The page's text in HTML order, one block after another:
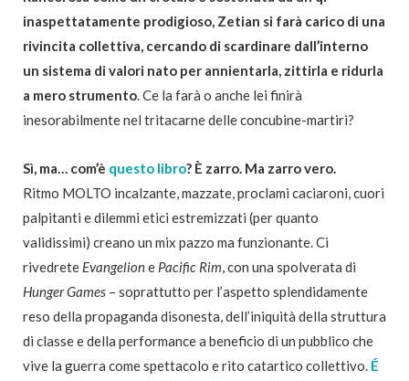
inaspettatamente prodigioso, Zetian si farà carico di una
rivincita collettiva, cercando di scardinare dall’interno
un sistema di valori nato per annientarla, zittirla e ridurla
a mero strumento. Ce la farà o anche lei finirà
inesorabilmente nel tritacarne delle concubine-martiri?
Sì, ma… com’è questo libro? È zarro. Ma zarro vero.
Ritmo MOLTO incalzante, mazzate, proclami caciaroni, cuori
palpitanti e dilemmi etici estremizzati (per quanto
validissimi) creano un mix pazzo ma funzionante. Ci
rivedrete Evangelione Pacific Rim, con una spolverata di
Hunger Games – soprattutto per l’aspetto splendidamente
reso della propaganda disonesta, dell’iniquità della struttura
di classe e della performance a beneficio di un pubblico che
vive la guerra come spettacolo e rito catartico collettivo. É